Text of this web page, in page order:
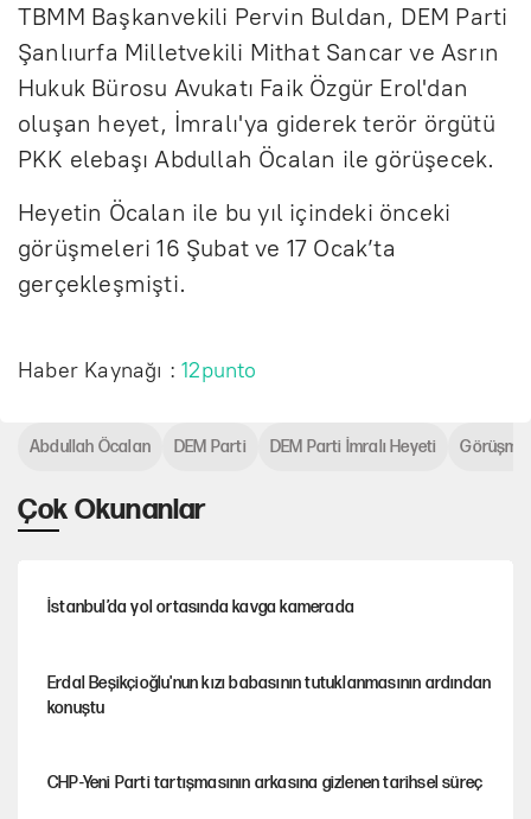
TBMM Başkanvekili Pervin Buldan, DEM Parti
Şanlıurfa Milletvekili Mithat Sancar ve Asrın
Hukuk Bürosu Avukatı Faik Özgür Erol'dan
oluşan heyet, İmralı'ya giderek terör örgütü
PKK elebaşı Abdullah Öcalan ile görüşecek.
Heyetin Öcalan ile bu yıl içindeki önceki
görüşmeleri 16 Şubat ve 17 Ocak’ta
gerçekleşmişti.
Haber Kaynağı :12punto
Çok Okunanlar
İstanbul’da yol ortasında kavga kamerada
Erdal Beşikçioğlu'nun kızı babasının tutuklanmasının ardından
konuştu
CHP-Yeni Parti tartışmasının arkasına gizlenen tarihsel süreç
Abdullah Öcalan DEM Parti DEM Parti İmralı Heyeti Görüşme